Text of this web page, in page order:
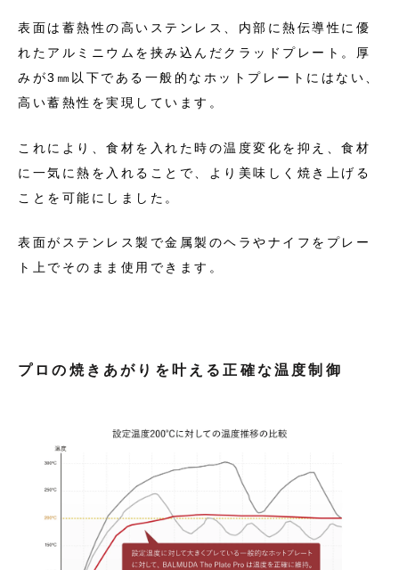
表面は蓄熱性の高いステンレス、内部に熱伝導性に優
れたアルミニウムを 挟み込んだクラッドプレート。 厚
みが3㎜以下である一般的なホットプレートにはない、
高い蓄熱性を実現しています。
これにより、食材を入れた時の温度変化を抑え、食材
に一気に熱を入れることで、より美味しく焼き上げる
ことを可能にしました。
表面がステンレス製で金属製のヘラやナイフをプレー
ト上でそのまま使用できます。
プロの焼きあがりを叶える 正確な温度制御